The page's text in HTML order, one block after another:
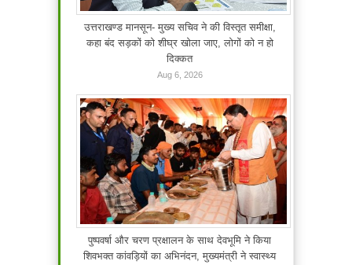
उत्तराखण्ड मानसून- मुख्य सचिव ने की विस्तृत समीक्षा,
कहा बंद सड़कों को शीघ्र खोला जाए, लोगों को न हो
दिक्कत
Aug 6, 2026
पुष्पवर्षा और चरण प्रक्षालन के साथ देवभूमि ने किया
शिवभक्त कांवड़ियों का अभिनंदन, मुख्यमंत्री ने स्वास्थ्य